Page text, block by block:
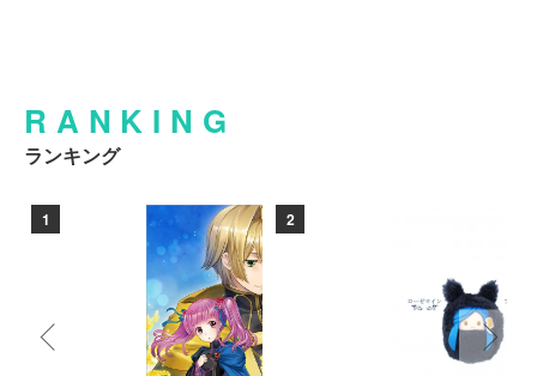
RANKING
ランキング
1 2